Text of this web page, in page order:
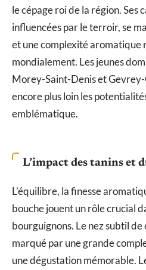
le cépage roi de la région. Ses
influencées par le terroir, se
et une complexité aromatique
mondialement. Les jeunes
Morey-Saint-Denis et
encore plus loin les
emblématique.
L’impact des tanins et
L’équilibre, la finesse
bouche jouent un rôle crucial
bourguignons. Le nez subtil de
marqué par une grande
une dégustation mémorable.